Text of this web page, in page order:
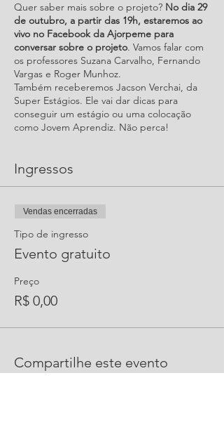
Quer saber mais sobre o projeto? No dia 29
de outubro, a partir das 19h, estaremos ao
vivo no Facebook da Ajorpeme para
conversar sobre o projeto. Vamos falar com
os professores Suzana Carvalho, Fernando
Vargas e Roger Munhoz.
Também receberemos Jacson Verchai, da
Super Estágios. Ele vai dar dicas para
conseguir um estágio ou uma colocação
como Jovem Aprendiz. Não perca!
Ingressos
Vendas encerradas
Tipo de ingresso
Evento gratuito
Preço
R$ 0,00
Compartilhe este evento